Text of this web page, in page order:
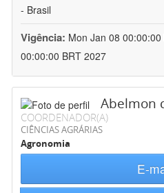
- Brasil
Vigência: Mon Jan 08
00:00:00 BRT 2027
Abelmon
COORDENADOR(A)
CIÊNCIAS AGRÁRIAS
Agronomia
E-